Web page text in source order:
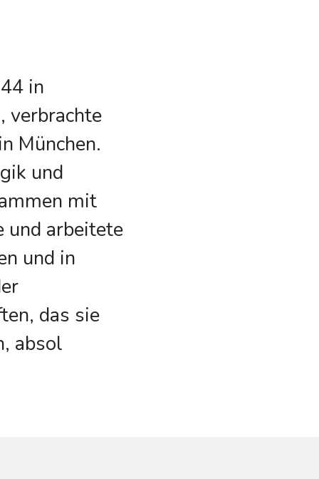
in
verbrachte
München.
und
mit
und arbeitete
und in
das sie
absol